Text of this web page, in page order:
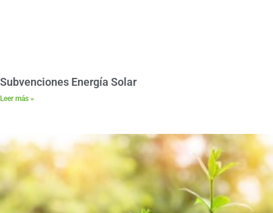
Subvenciones Energía Solar
Leer más »